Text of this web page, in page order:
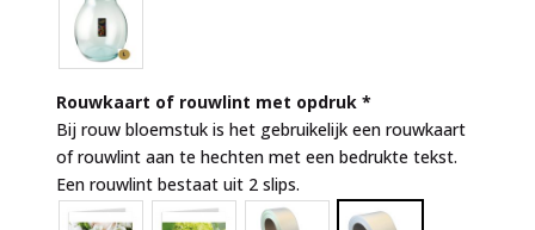
Rouwkaart of rouwlint met opdruk *
Bij rouw bloemstuk is het gebruikelijk een rouwkaart
of rouwlint aan te hechten met een bedrukte tekst.
Een rouwlint bestaat uit 2 slips.